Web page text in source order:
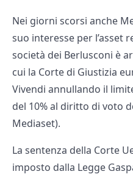
Nei giorni scorsi anche
suo interesse per l’asset
società dei Berlusconi è
cui la Corte di Giustizia
Vivendi annullando il
del 10% al diritto di voto
Mediaset).
La sentenza della Corte
imposto dalla Legge